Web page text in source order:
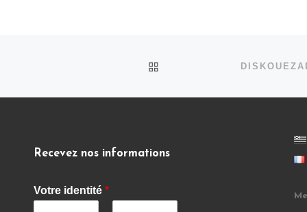
BACK TO POST LIST
Recevez nos informations
Votre identité *